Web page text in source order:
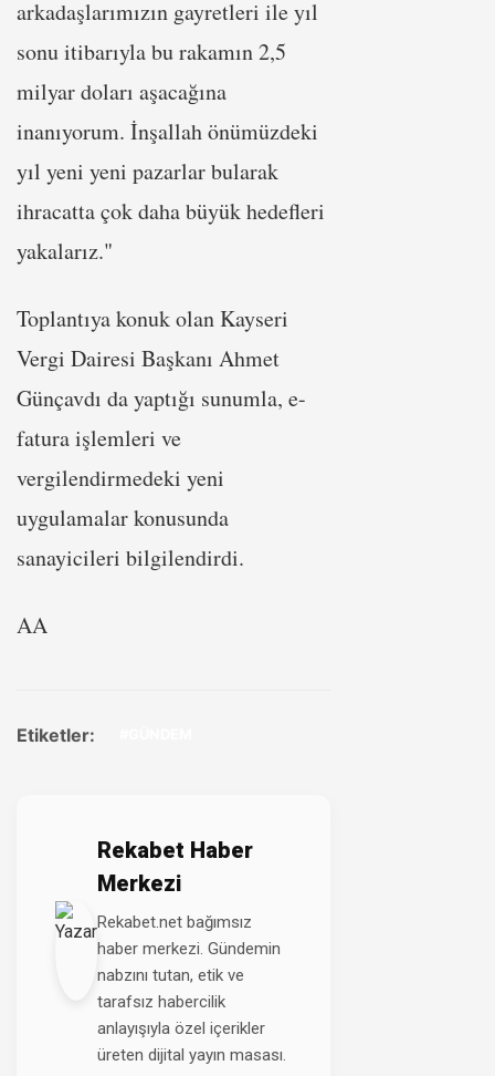
arkadaşlarımızın gayretleri ile yıl
sonu itibarıyla bu rakamın 2,5
milyar doları aşacağına
inanıyorum. İnşallah önümüzdeki
yıl yeni yeni pazarlar bularak
ihracatta çok daha büyük hedefleri
yakalarız."
Toplantıya konuk olan Kayseri
Vergi Dairesi Başkanı Ahmet
Günçavdı da yaptığı sunumla, e-
fatura işlemleri ve
vergilendirmedeki yeni
uygulamalar konusunda
sanayicileri bilgilendirdi.
AA
Etiketler:
Rekabet Haber
Merkezi
Rekabet.net bağımsız
haber merkezi. Gündemin
nabzını tutan, etik ve
tarafsız habercilik
anlayışıyla özel içerikler
üreten dijital yayın masası.